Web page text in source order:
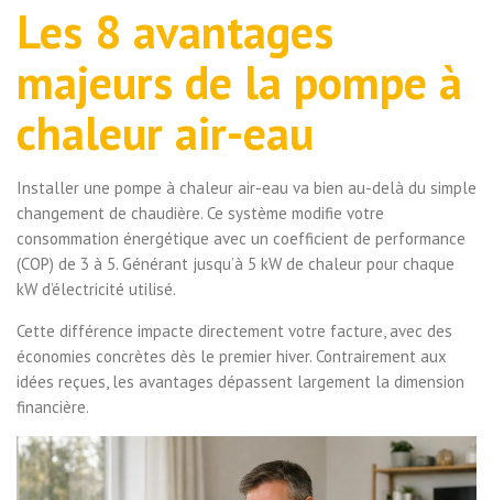
Les 8 avantages
majeurs de la pompe à
chaleur air-eau
Installer une pompe à chaleur air-eau va bien au-delà du simple
changement de chaudière. Ce système modifie votre
consommation énergétique avec un coefficient de performance
(COP) de 3 à 5. Générant jusqu’à 5 kW de chaleur pour chaque
kW d’électricité utilisé.
Cette différence impacte directement votre facture, avec des
économies concrètes dès le premier hiver. Contrairement aux
idées reçues, les avantages dépassent largement la dimension
financière.